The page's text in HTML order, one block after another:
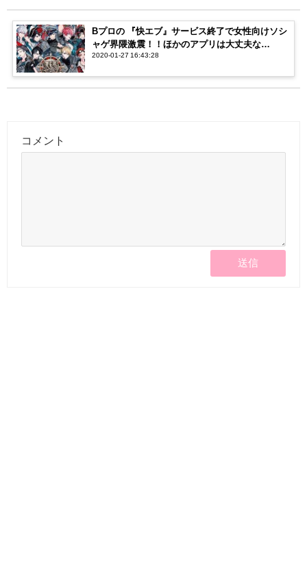
Bプロの 『快エブ』サービス終了で女性向けソシ
ャゲ界隈激震！！ほかのアプリは大丈夫な
の？？？
2020-01-27 16:43:28
コメント